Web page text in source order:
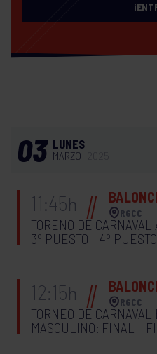
03 LUNES
MARZO
11:45h RGCC
TORENO DE
3º PUESTO – 4º PUESTO
12:15h RGCC
TORNEO DE
MASCULINO: FINAL –